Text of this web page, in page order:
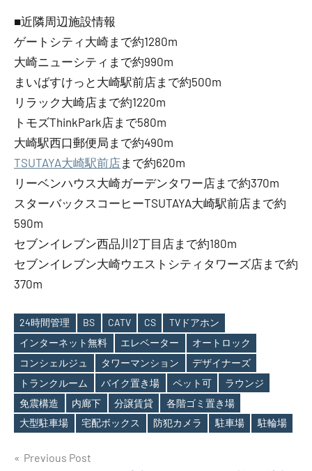
■近隣周辺施設情報
ゲートシティ大崎まで約1280m
大崎ニューシティまで約990m
まいばすけっと大崎駅前店まで約500m
リラック大崎店まで約1220m
トモズThinkPark店まで580m
大崎駅西口郵便局まで約490m
TSUTAYA大崎駅前店まで約620m
リーベンハウス大崎ガーデンタワー店まで約370m
スターバックスコーヒーTSUTAYA大崎駅前店まで約
590m
セブンイレブン西品川2丁目店まで約180m
セブンイレブン大崎ウエストシティタワーズ店まで約
370m
Tags
24時間管理 BS CATV CS
TVドアホン
インターネット無料
エレベーター
オートロック
コンシェルジュ
タワーマンション
デザイナーズ
トランクルーム
バイク置き場 ペット可
ラウンジ
免震構造
内廊下 分譲賃貸
各階ゴミ置き場
大型駐車場
宅配ボックス 防犯カメラ 駐車場 駐輪場
投Previous Post